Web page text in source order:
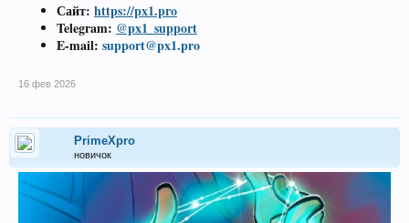
Сайт: https://px1.pro
Telegram: @px1_support
E-mail: support@px1.pro
16 фев 2026
PrimeXpro
новичок